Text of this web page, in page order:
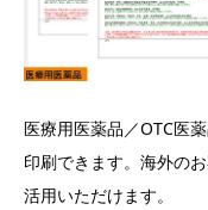
医療用医薬品／OTC医
印刷できます。海外の
活用いただけます。